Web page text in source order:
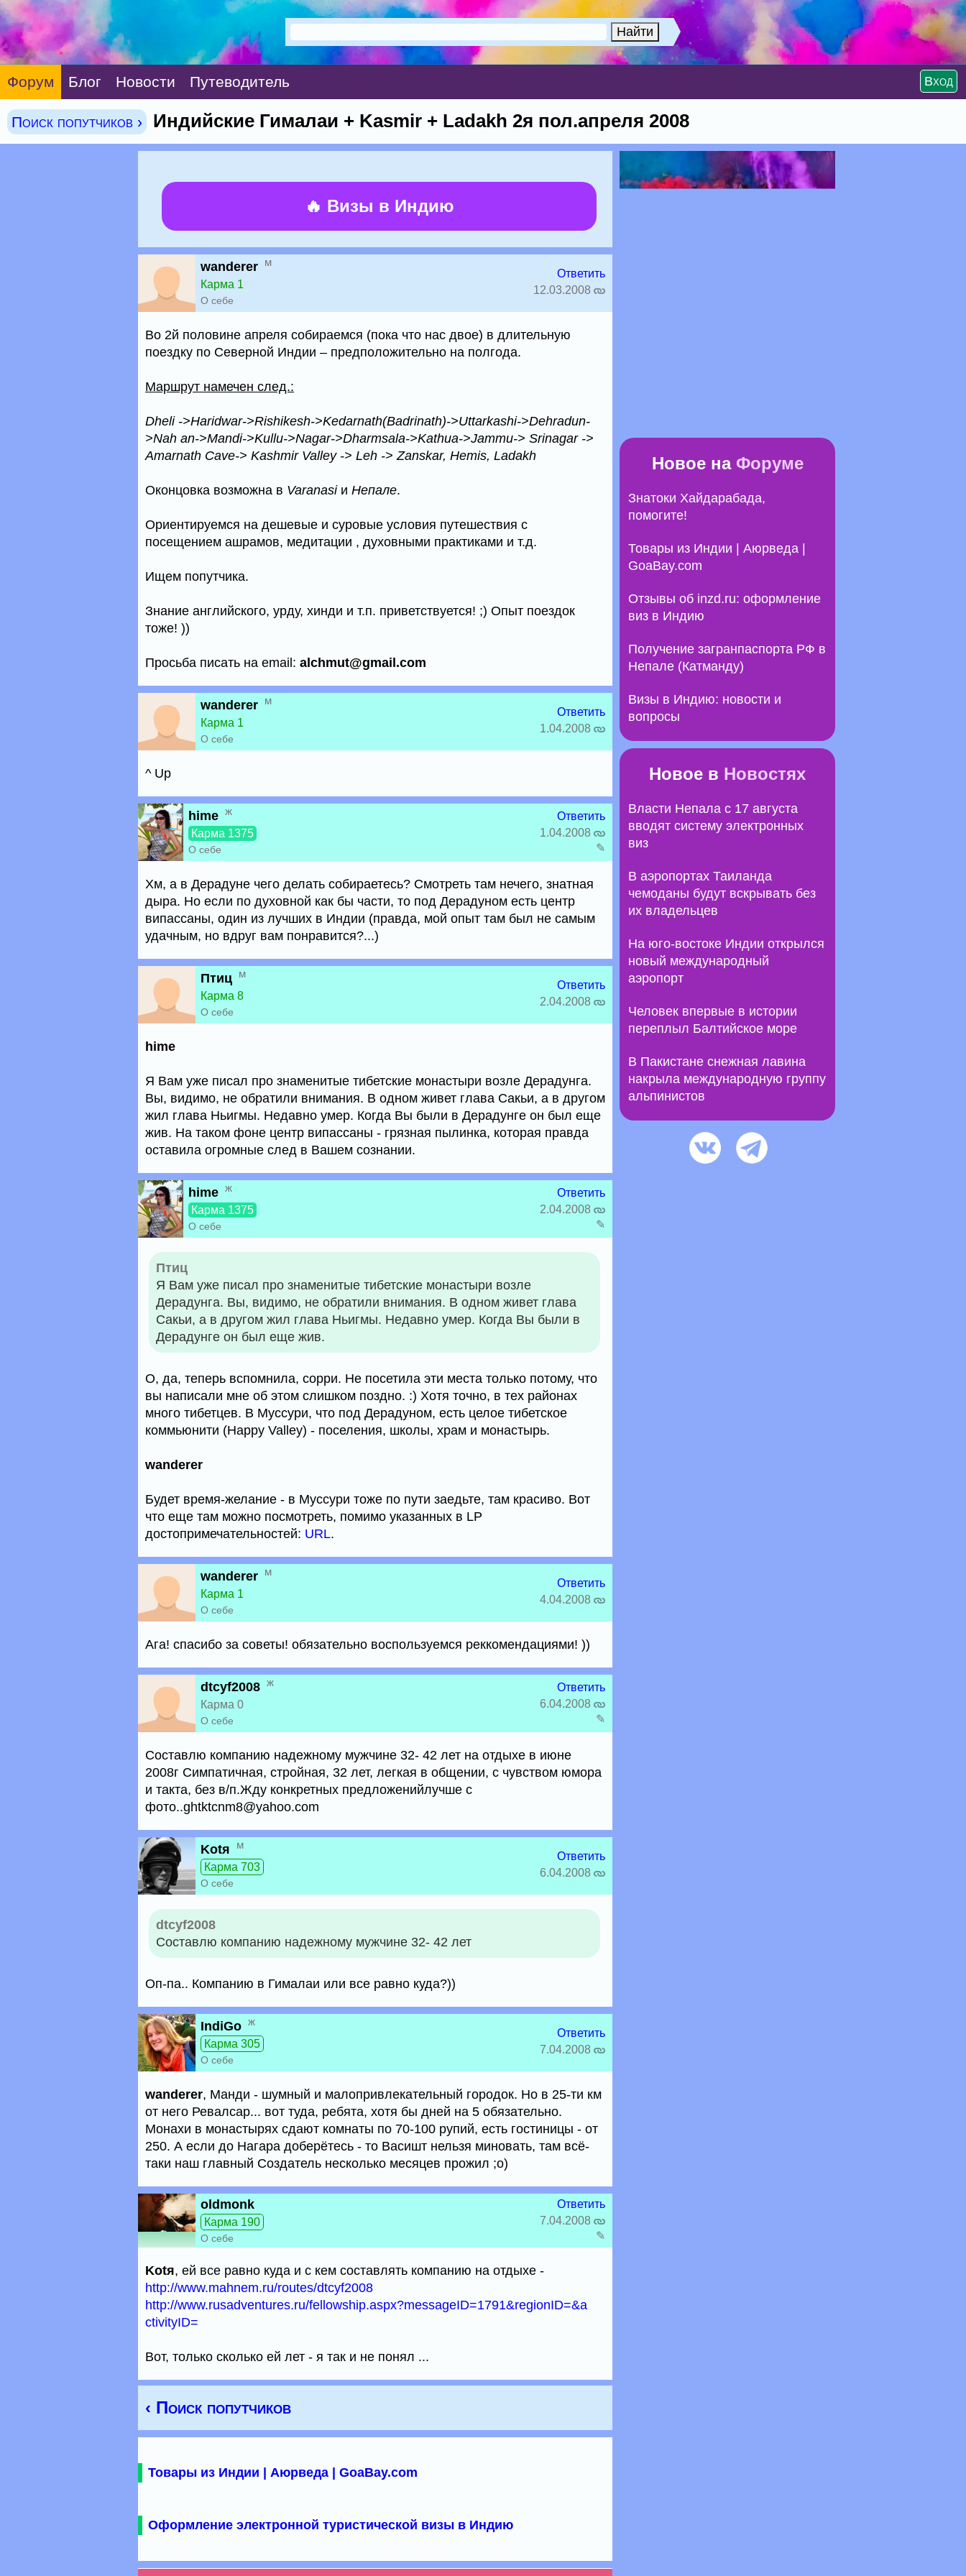
Форум Блог Новости Путеводитель Вход
Поиск попутчиков › Индийские Гималаи + Kasmir + Ladakh 2я пол.апреля 2008
🔥 Визы в Индию
wanderer м
Карма 1
О себе
Ответить
12.03.2008
Во 2й половине апреля собираемся (пока что нас двое) в длительную
поездку по Северной Индии – предположительно на полгода.
Маршрут намечен след.:
Dheli ->Haridwar->Rishikesh->Kedarnath(Badrinath)->Uttarkashi->Dehradun-
>Nah an->Mandi->Kullu->Nagar->Dharmsala->Kathua->Jammu-> Srinagar ->
Amarnath Cave-> Kashmir Valley -> Leh -> Zanskar, Hemis, Ladakh
Оконцовка возможна в Varanasiи Непале.
Ориентируемся на дешевые и суровые условия путешествия с
посещением ашрамов, медитации , духовными практиками и т.д.
Ищем попутчика.
Знание английского, урду, хинди и т.п. приветствуется! ;) Опыт поездок
тоже! ))
Просьба писать на email: alchmut@gmail.com
wanderer м
Карма 1
О себе
Ответить
1.04.2008
^ Up
hime ж
Карма 1375
О себе
Ответить
1.04.2008
✎
Хм, а в Дерадуне чего делать собираетесь? Смотреть там нечего, знатная
дыра. Но если по духовной как бы части, то под Дерадуном есть центр
випассаны, один из лучших в Индии (правда, мой опыт там был не самым
удачным, но вдруг вам понравится?...)
Птиц м
Карма 8
О себе
Ответить
2.04.2008
hime
Я Вам уже писал про знаменитые тибетские монастыри возле Дерадунга.
Вы, видимо, не обратили внимания. В одном живет глава Сакьи, а в другом
жил глава Ньигмы. Недавно умер. Когда Вы были в Дерадунге он был еще
жив. На таком фоне центр випассаны - грязная пылинка, которая правда
оставила огромные след в Вашем сознании.
hime ж
Карма 1375
О себе
Ответить
2.04.2008
✎
Птиц
Я Вам уже писал про знаменитые тибетские монастыри возле
Дерадунга. Вы, видимо, не обратили внимания. В одном живет глава
Сакьи, а в другом жил глава Ньигмы. Недавно умер. Когда Вы были в
Дерадунге он был еще жив.
О, да, теперь вспомнила, сорри. Не посетила эти места только потому, что
вы написали мне об этом слишком поздно. :) Хотя точно, в тех районах
много тибетцев. В Муссури, что под Дерадуном, есть целое тибетское
коммьюнити (Happy Valley) - поселения, школы, храм и монастырь.
wanderer
Будет время-желание - в Муссури тоже по пути заедьте, там красиво. Вот
что еще там можно посмотреть, помимо указанных в LP
достопримечательностей: URL.
wanderer м
Карма 1
О себе
Ответить
4.04.2008
Ага! спасибо за советы! обязательно воспользуемся реккомендациями! ))
dtcyf2008 ж
Карма 0
О себе
Ответить
6.04.2008
✎
Составлю компанию надежному мужчине 32- 42 лет на отдыхе в июне
2008г Симпатичная, стройная, 32 лет, легкая в общении, с чувством юмора
и такта, без в/п.Жду конкретных предложенийлучше с
фото..ghtktcnm8@yahoo.com
Kotя
м
Карма 703
О себе
Ответить
6.04.2008
dtcyf2008
Составлю компанию надежному мужчине 32- 42 лет
Оп-па.. Компанию в Гималаи или все равно куда?))
IndiGo ж
Карма 305
О себе
Ответить
7.04.2008
wanderer, Манди - шумный и малопривлекательный городок. Но в 25-ти км
от него Ревалсар... вот туда, ребята, хотя бы дней на 5 обязательно.
Монахи в монастырях сдают комнаты по 70-100 рупий, есть гостиницы - от
250. А если до Нагара доберётесь - то Васишт нельзя миновать, там всё-
таки наш главный Создатель несколько месяцев прожил ;о)
oldmonk
Карма 190
О себе
Ответить
7.04.2008
✎
Kotя, ей все равно куда и с кем составлять компанию на отдыхе -
http://www.mahnem.ru/routes/dtcyf2008
http://www.rusadventures.ru/fellowship.aspx?messageID=1791&regionID=&a
ctivityID=
Вот, только сколько ей лет - я так и не понял ...
‹ Поиск попутчиков
Товары из Индии | Аюрведа | GoaBay.com
Оформление электронной туристической визы в Индию
Новое на Форуме
Знатоки Хайдарабада,
помогите!
Товары из Индии | Аюрведа |
GoaBay.com
Отзывы об inzd.ru: оформление
виз в Индию
Получение загранпаспорта РФ в
Непале (Катманду)
Визы в Индию: новости и
вопросы
Новое в Новостях
Власти Непала с 17 августа
вводят систему электронных
виз
В аэропортах Таиланда
чемоданы будут вскрывать без
их владельцев
На юго-востоке Индии открылся
новый международный
аэропорт
Человек впервые в истории
переплыл Балтийское море
В Пакистане снежная лавина
накрыла международную группу
альпинистов